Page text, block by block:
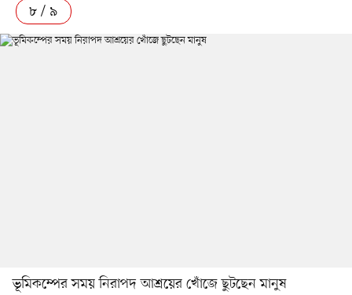
৮ / ৯
ভূমিকম্পের সময় নিরাপদ আশ্রয়ের খোঁজে ছুটছেন মানুষ